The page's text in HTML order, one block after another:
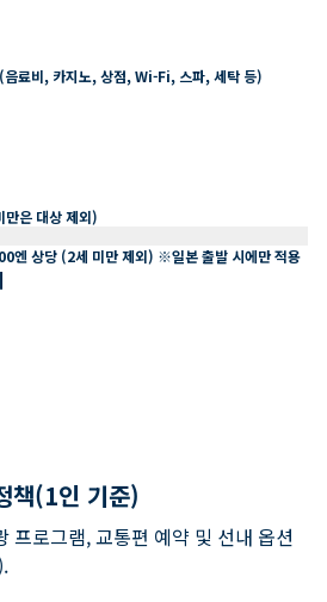
음료비, 카지노, 상점, Wi-Fi, 스파, 세탁 등)
은 대상 제외)
엔 상당 (2세 미만 제외) ※일본 출발 시에만 적용
책(1인 기준)
프로그램, 교통편 예약 및 선내 옵션